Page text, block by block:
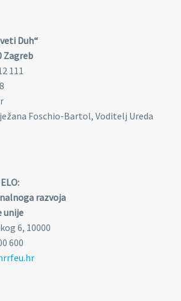
Duh“
Zagreb
111
Foschio-Bartol, Voditelj Ureda
razvoja
unije
6, 10000
600